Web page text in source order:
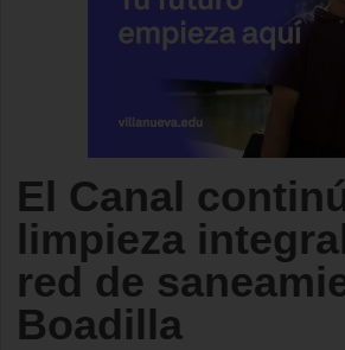
El Canal
limpieza
red de
Boadilla